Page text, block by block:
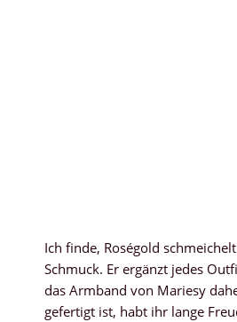
Ich finde, Roségold
Schmuck. Er ergänzt jedes
das Armband von Mariesy
gefertigt ist, habt ihr lange